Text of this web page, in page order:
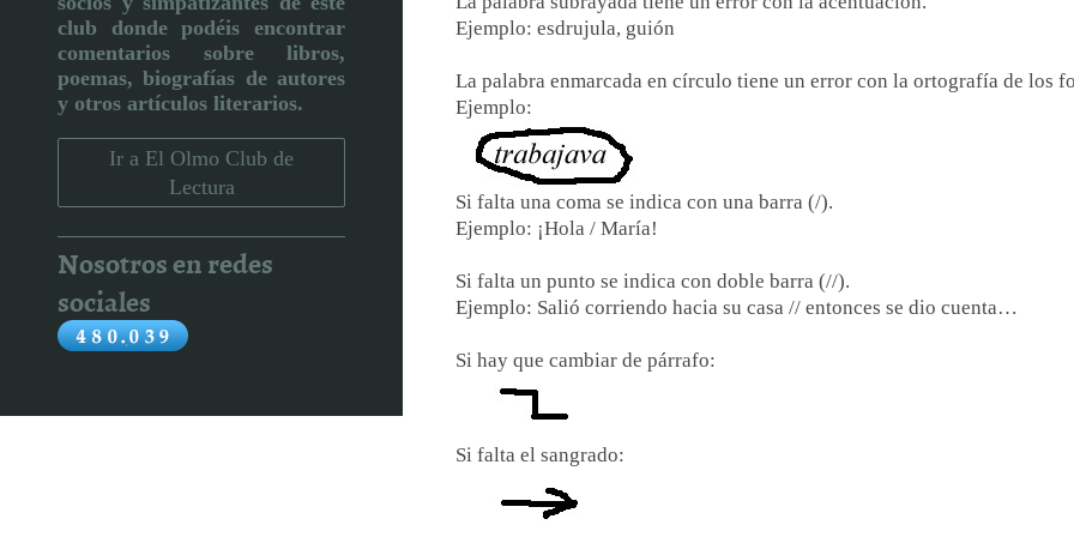
Ejemplo: esdrujula, guión
La palabra enmarcada en círculo tiene un error con la ortografía de los
Ejemplo:
Si falta una coma se indica con una barra (/).
Ejemplo: ¡Hola / María!
Si falta un punto se indica con doble barra (//).
Ejemplo: Salió corriendo hacia su casa // entonces se dio cuenta…
Si hay que cambiar de párrafo:
Si falta el sangrado:
club donde podéis encontrar
comentarios sobre libros,
poemas, biografías de autores
y otros artículos literarios.
Ir a El Olmo Club de
Lectura
Nosotros en redes
sociales